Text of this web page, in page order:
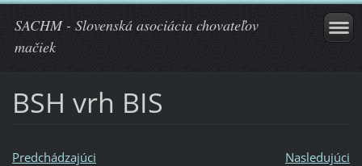
SACHM - Slovenská asociácia chovateľov
mačiek
BSH vrh BIS
Predchádzajúci
Nasledujúci